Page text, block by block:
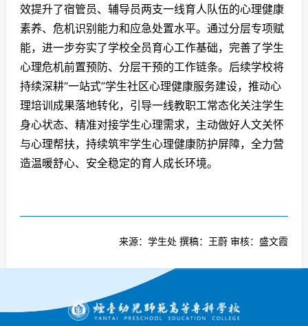
效提升了宿管员、辅导员两支一线育人队伍的心理健康
素养、危机识别能力和应急处置水平。通过分层专项赋
能，进一步夯实了学校全员育心工作基础，完善了学生
心理危机前置预防、分层干预的工作链条。后续学校将
持续深耕“一站式”学生社区心理健康服务建设，推动心
理培训成果落地转化，引导一线教职工常态化关注学生
身心状态、精准对接学生心理需求，主动做好人文关怀
与心理帮扶，持续筑牢学生心理健康防护屏障，全力营
造温暖舒心、安全稳定的育人成长环境。
来源：学生处 撰稿：王蔚 审核：盛文霞